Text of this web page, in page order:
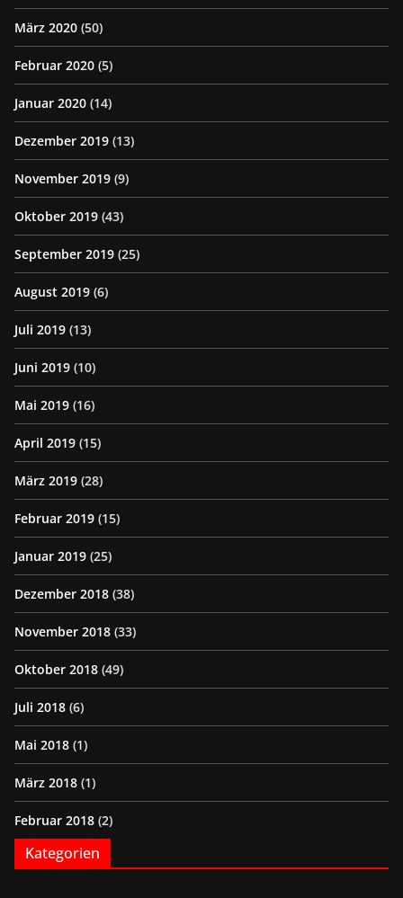
März 2020 (50)
Februar 2020 (5)
Januar 2020 (14)
Dezember 2019 (13)
November 2019 (9)
Oktober 2019 (43)
September 2019 (25)
August 2019 (6)
Juli 2019 (13)
Juni 2019 (10)
Mai 2019 (16)
April 2019 (15)
März 2019 (28)
Februar 2019 (15)
Januar 2019 (25)
Dezember 2018 (38)
November 2018 (33)
Oktober 2018 (49)
Juli 2018 (6)
Mai 2018 (1)
März 2018 (1)
Februar 2018 (2)
Kategorien